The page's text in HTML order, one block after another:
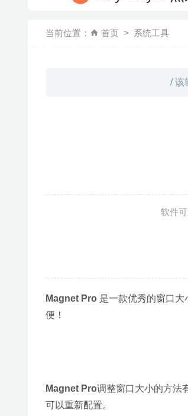
当前位置： 首页 系统工具
/ 该
软件
Magnet Pro 是一款优秀的窗口
便！
Magnet Pro调整窗口大小的方法
可以重新配置。